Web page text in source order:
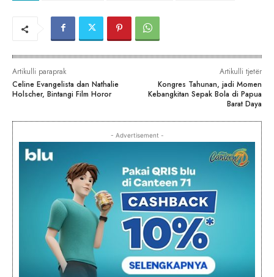
Artikulli paraprak
Celine Evangelista dan Nathalie
Holscher, Bintangi Film Horor
Artikulli tjetër
Kongres Tahunan, jadi Momen
Kebangkitan Sepak Bola di Papua
Barat Daya
- Advertisement -